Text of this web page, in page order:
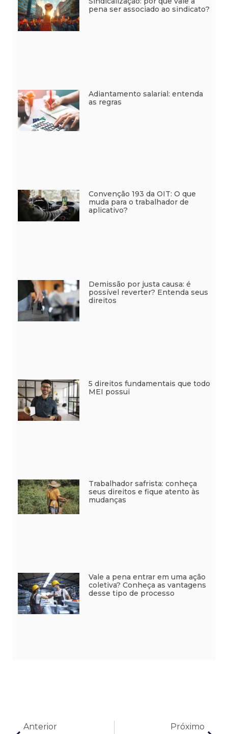
pena ser associado ao sindicato?
Adiantamento salarial: entenda
as regras
Convenção 193 da OIT: O que
muda para o trabalhador de
aplicativo?
Demissão por justa causa: é
possível reverter? Entenda seus
direitos
5 direitos fundamentais que todo
MEI possui
Trabalhador safrista: conheça
seus direitos e fique atento às
mudanças
Vale a pena entrar em uma ação
coletiva? Conheça as vantagens
desse tipo de processo
Anterior Próximo